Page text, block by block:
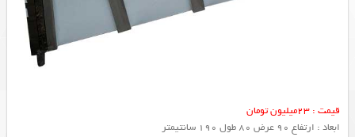
قیمت : 23میلیون تومان
ابعاد : ارتفاع 90 عرض 80 طول 190 سانتیمتر